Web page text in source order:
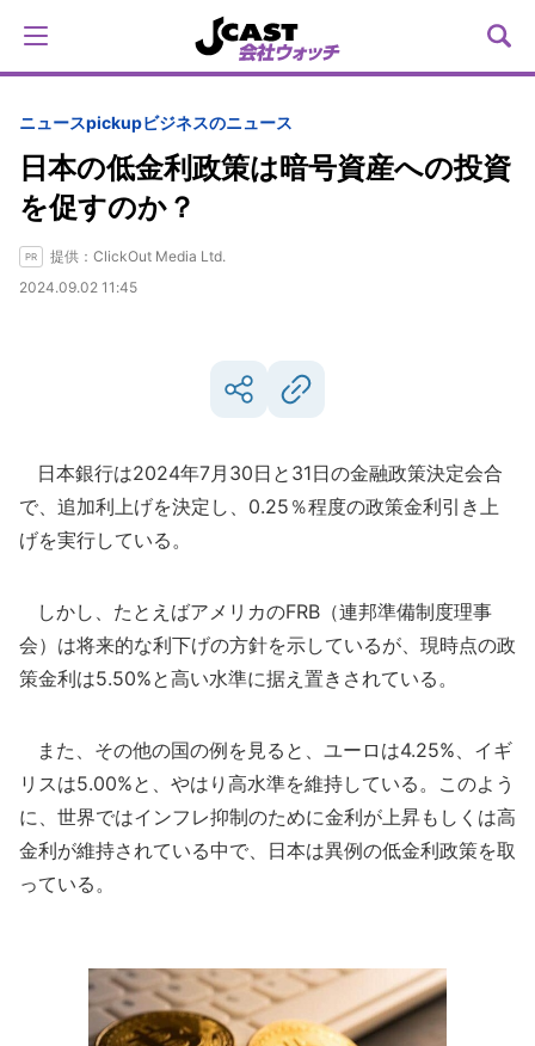
ニュースpickupビジネスのニュース
日本の低金利政策は暗号資産への投資
を促すのか？
提供：ClickOut Media Ltd.
2024.09.02 11:45
日本銀行は2024年7月30日と31日の金融政策決定会合
で、追加利上げを決定し、0.25％程度の政策金利引き上
げを実行している。
しかし、たとえばアメリカのFRB（連邦準備制度理事
会）は将来的な利下げの方針を示しているが、現時点の政
策金利は5.50%と高い水準に据え置きされている。
また、その他の国の例を見ると、ユーロは4.25%、イギ
リスは5.00%と、やはり高水準を維持している。このよう
に、世界ではインフレ抑制のために金利が上昇もしくは高
金利が維持されている中で、日本は異例の低金利政策を取
っている。